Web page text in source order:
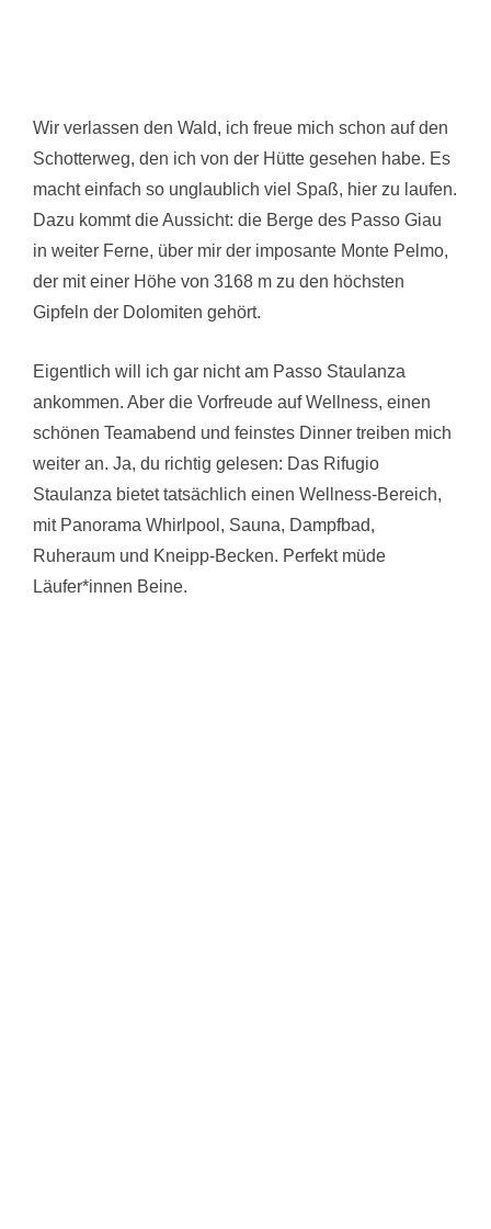
Wir verlassen den Wald, ich freue mich schon auf den
Schotterweg, den ich von der Hütte gesehen habe. Es
macht einfach so unglaublich viel Spaß, hier zu laufen.
Dazu kommt die Aussicht: die Berge des Passo Giau
in weiter Ferne, über mir der imposante Monte Pelmo,
der mit einer Höhe von 3168 m zu den höchsten
Gipfeln der Dolomiten gehört.
Eigentlich will ich gar nicht am Passo Staulanza
ankommen. Aber die Vorfreude auf Wellness, einen
schönen Teamabend und feinstes Dinner treiben mich
weiter an. Ja, du richtig gelesen: Das Rifugio
Staulanza bietet tatsächlich einen Wellness-Bereich,
mit Panorama Whirlpool, Sauna, Dampfbad,
Ruheraum und Kneipp-Becken. Perfekt müde
Läufer*innen Beine.